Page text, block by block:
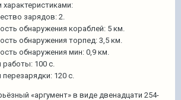
зарядов: 2.
обнаружения кораблей: 5 км.
обнаружения торпед: 3,5 км.
обнаружения мин: 0,9 км.
работы: 100 с.
120 с.
«аргумент» в виде двенадцати 254-